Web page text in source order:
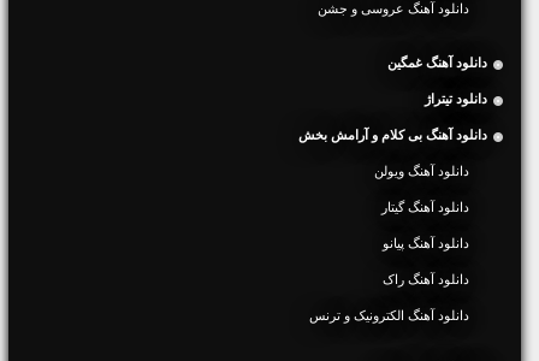
دانلود آهنگ عروسی و جشن
دانلود آهنگ غمگین
دانلود تیتراژ
دانلود آهنگ بی کلام و آرامش بخش
دانلود آهنگ ویولن
دانلود آهنگ گیتار
دانلود آهنگ پیانو
دانلود آهنگ راک
دانلود آهنگ الکترونیک و ترنس